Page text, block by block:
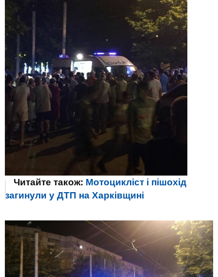
Читайте також: Мотоцикліст і пішохід
загинули у ДТП на Харківщині